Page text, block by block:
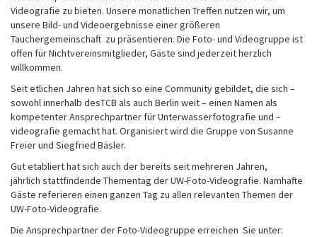
Videografie zu bieten. Unsere monatlichen Treffen nutzen wir, um
unsere Bild- und Videoergebnisse einer größeren
Tauchergemeinschaft zu präsentieren. Die Foto- und Videogruppe ist
offen für Nichtvereinsmitglieder, Gäste sind jederzeit herzlich
willkommen.
Seit etlichen Jahren hat sich so eine Community gebildet, die sich –
sowohl innerhalb desTCB als auch Berlin weit – einen Namen als
kompetenter Ansprechpartner für Unterwasserfotografie und –
videografie gemacht hat. Organisiert wird die Gruppe von Susanne
Freier und Siegfried Bäsler.
Gut etabliert hat sich auch der bereits seit mehreren Jahren,
jährlich stattfindende Thementag der UW-Foto-Videografie. Namhafte
Gäste referieren einen ganzen Tag zu allen relevanten Themen der
UW-Foto-Videografie.
Die Ansprechpartner der Foto-Videogruppe erreichen Sie unter: